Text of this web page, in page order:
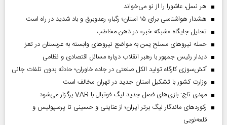
هر نسل، عاشورا را از نو می‌خواند
هشدار هواشناسی برای ۱۵ استان؛ رگبار، رعدوبرق و باد شدید در راه است
تحلیل جایگاه «شبکه خبر» در ذهن مخاطب
حمله نیروهای مسلح یمن به مواضع نیروهای وابسته به عربستان در تعز
دیدار رئیس‌ جمهور با رهبر انقلاب درباره مسائل اقتصادی و نظامی
آتش‌سوزی کارگاه تولید الکل صنعتی در جاده خاوران؛ حادثه بدون تلفات جانی
وزارت کشور با تشکیل استان جدید در تهران مخالف است
مهدی تاج: بازی‌های فصل جدید لیگ فوتبال با VAR برگزار می‌شود
رکورد‌های ماندگار لیگ برتر ایران؛ از عنایتی و حسینی تا پرسپولیس و
قلعه‌نویی